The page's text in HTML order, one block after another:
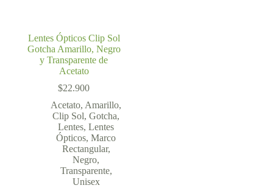
Lentes Ópticos Clip Sol
Gotcha Amarillo, Negro
y Transparente de
Acetato
$22.900
Acetato, Amarillo,
Clip Sol,Gotcha,
Lentes,Lentes
Ópticos,Marco
Rectangular,
Negro,
Transparente,
Unisex